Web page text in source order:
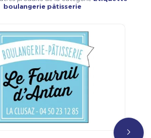
boulangerie pâtisserie